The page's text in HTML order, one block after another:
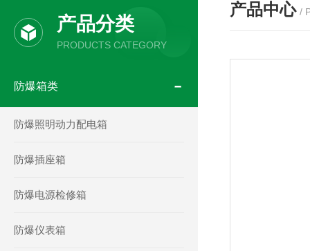
产品分类
PRODUCTS CATEGORY
防爆箱类
防爆照明动力配电箱
防爆插座箱
防爆电源检修箱
防爆仪表箱
产品中心 /